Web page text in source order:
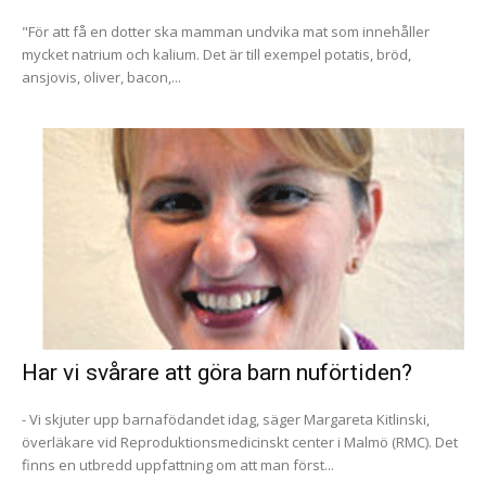
"För att få en dotter ska mamman undvika mat som innehåller
mycket natrium och kalium. Det är till exempel potatis, bröd,
ansjovis, oliver, bacon,...
Har vi svårare att göra barn nuförtiden?
- Vi skjuter upp barnafödandet idag, säger Margareta Kitlinski,
överläkare vid Reproduktionsmedicinskt center i Malmö (RMC). Det
finns en utbredd uppfattning om att man först...